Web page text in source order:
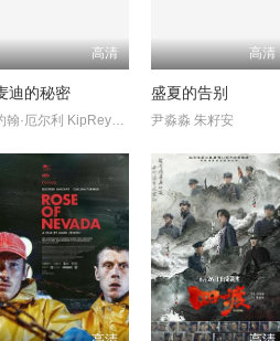
高清
迪的秘密
约翰·厄尔利 KipReynolds
高清
盛夏的告别
尹淼淼 朱籽安